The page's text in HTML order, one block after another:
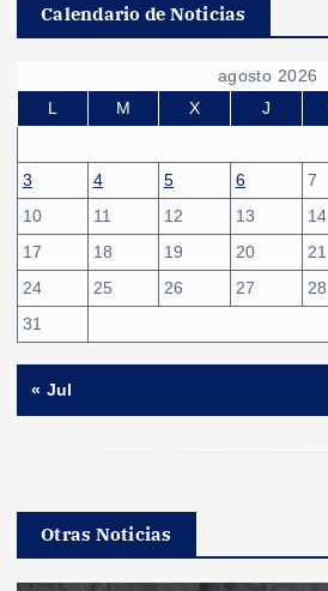
Calendario de Noticias
agosto 2026
L
M X J
3
4 5 6 7
10
11 12 13 14
17
18 19 20 21
24
25 26 27 28
31
« Jul
Otras Noticias